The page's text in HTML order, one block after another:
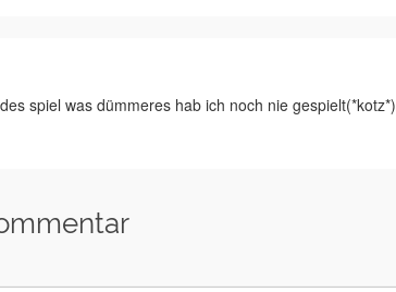
spiel was dümmeres hab ich noch nie gespielt(*kotz*)